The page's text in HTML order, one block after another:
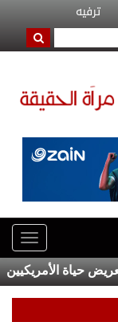
ترفيه
الأمريكيين